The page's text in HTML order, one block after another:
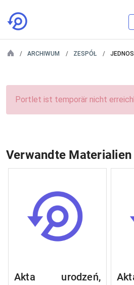
ARCHIWUM ZESPÓŁ
Portlet ist temporär nicht
Verwandte Materialien
Akta urodzeń,